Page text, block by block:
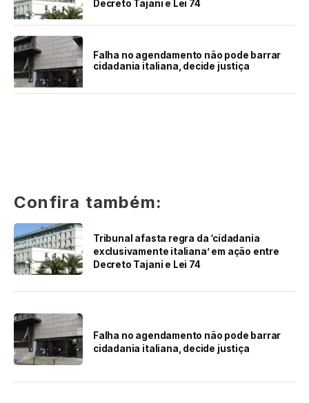
Decreto Tajani e Lei 74
Falha no agendamento não pode barrar
cidadania italiana, decide justiça
Confira também:
Tribunal afasta regra da ‘cidadania
exclusivamente italiana’ em ação entre
Decreto Tajani e Lei 74
Falha no agendamento não pode barrar
cidadania italiana, decide justiça